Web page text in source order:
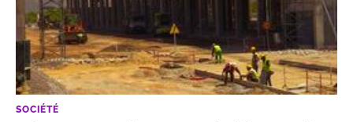
SOCIÉTÉ